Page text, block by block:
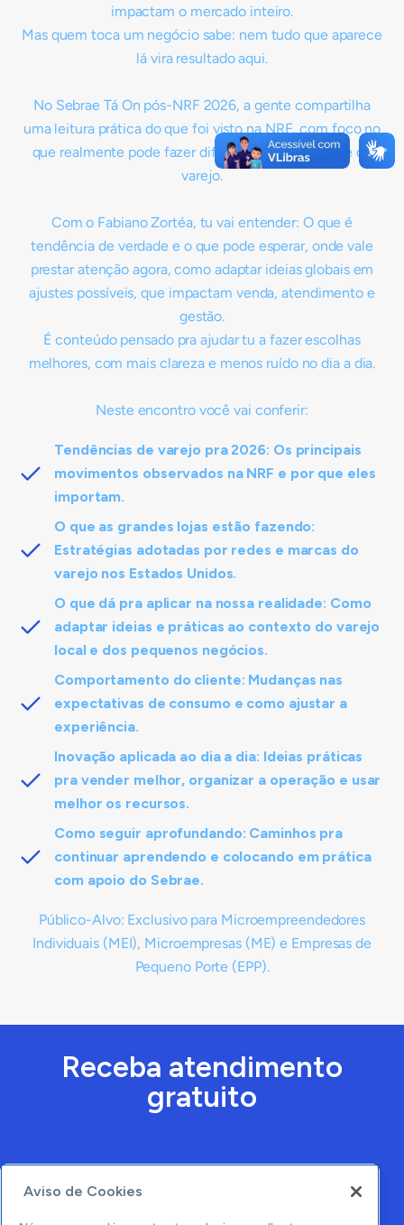
impactam o mercado inteiro.
Mas quem toca um negócio sabe: nem tudo que aparece
lá vira resultado aqui.
No Sebrae Tá On pós-NRF 2026, a gente compartilha
uma leitura prática do que foi visto na NRF, com foco no
que realmente pode fazer diferença pra quem vive do
varejo.
Com o Fabiano Zortéa, tu vai entender: O que é
tendência de verdade e o que pode esperar, onde vale
prestar atenção agora, como adaptar ideias globais em
ajustes possíveis, que impactam venda, atendimento e
gestão.
É conteúdo pensado pra ajudar tu a fazer escolhas
melhores, com mais clareza e menos ruído no dia a dia.
Neste encontro você vai conferir:
Tendências de varejo pra 2026: Os principais
movimentos observados na NRF e por que eles
importam.
O que as grandes lojas estão fazendo:
Estratégias adotadas por redes e marcas do
varejo nos Estados Unidos.
O que dá pra aplicar na nossa realidade: Como
adaptar ideias e práticas ao contexto do varejo
local e dos pequenos negócios.
Comportamento do cliente: Mudanças nas
expectativas de consumo e como ajustar a
experiência.
Inovação aplicada ao dia a dia: Ideias práticas
pra vender melhor, organizar a operação e usar
melhor os recursos.
Como seguir aprofundando: Caminhos pra
continuar aprendendo e colocando em prática
com apoio do Sebrae.
Público-Alvo: Exclusivo para Microempreendedores
Individuais (MEI), Microempresas (ME) e Empresas de
Pequeno Porte (EPP).
Receba atendimento
gratuito
Aviso de Cookies